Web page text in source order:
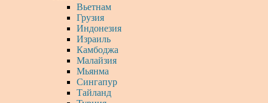
Вьетнам
Грузия
Индонезия
Израиль
Камбоджа
Малайзия
Мьянма
Сингапур
Тайланд